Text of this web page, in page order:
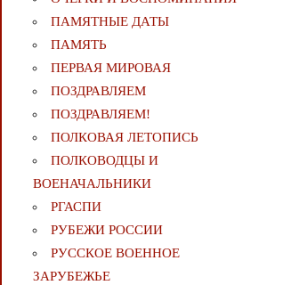
ПАМЯТНЫЕ ДАТЫ
ПАМЯТЬ
ПЕРВАЯ МИРОВАЯ
ПОЗДРАВЛЯЕМ
ПОЗДРАВЛЯЕМ!
ПОЛКОВАЯ ЛЕТОПИСЬ
ПОЛКОВОДЦЫ И
ВОЕНАЧАЛЬНИКИ
РГАСПИ
РУБЕЖИ РОССИИ
РУССКОЕ ВОЕННОЕ
ЗАРУБЕЖЬЕ